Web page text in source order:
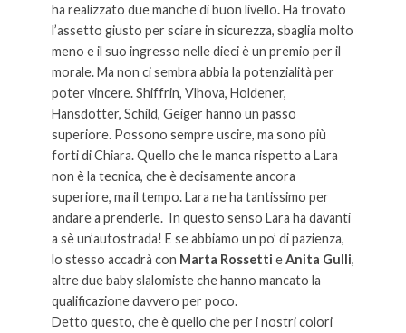
ha realizzato due manche di buon livello.Ha trovato
l’assetto giusto per sciare in sicurezza, sbaglia molto
meno e il suo ingresso nelle dieci è un premio per il
morale. Ma non ci sembra abbia la potenzialità per
poter vincere. Shiffrin, Vlhova, Holdener,
Hansdotter, Schild, Geiger hanno un passo
superiore. Possono sempre uscire, ma sono più
forti di Chiara. Quello che le manca rispetto a Lara
non è la tecnica, che è decisamente ancora
superiore, ma il tempo. Lara ne ha tantissimo per
andare a prenderle. In questo senso Lara ha davanti
a sè un’autostrada! E se abbiamo un po’ di pazienza,
lo stesso accadrà con Marta Rossetti eAnita Gulli,
altre due baby slalomiste che hanno mancato la
qualificazione davvero per poco.
Detto questo, che è quello che per i nostri colori